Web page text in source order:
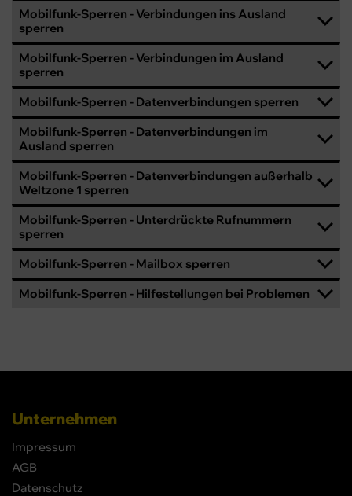
Mobilfunk-Sperren - Verbindungen ins Ausland
sperren
Mobilfunk-Sperren - Verbindungen im Ausland
sperren
Mobilfunk-Sperren - Datenverbindungen sperren
Mobilfunk-Sperren - Datenverbindungen im
Ausland sperren
Mobilfunk-Sperren - Datenverbindungen außerhalb
Weltzone 1 sperren
Mobilfunk-Sperren - Unterdrückte Rufnummern
sperren
Mobilfunk-Sperren - Mailbox sperren
Mobilfunk-Sperren - Hilfestellungen bei Problemen
Unternehmen
Impressum
AGB
Datenschutz